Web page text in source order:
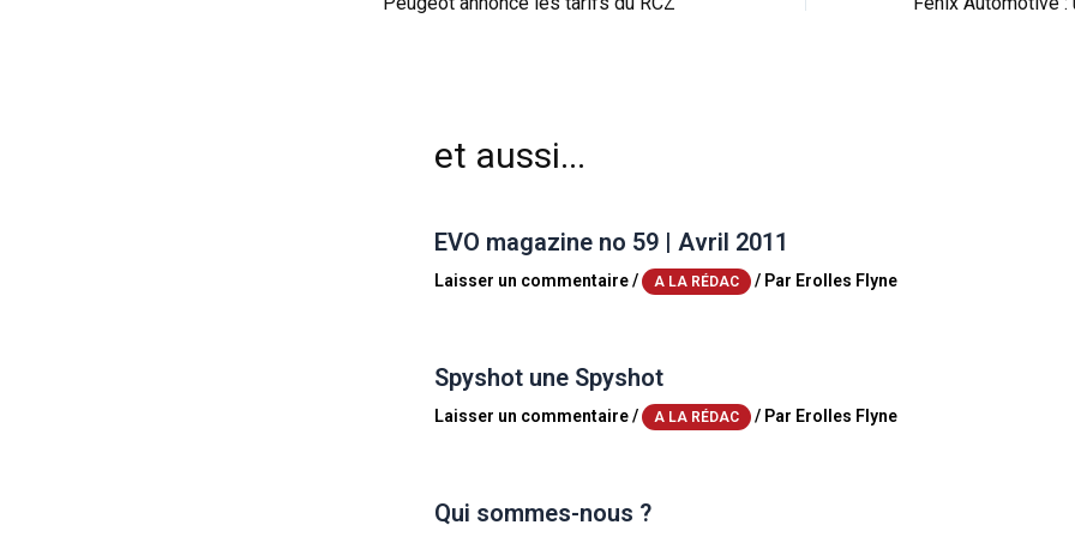
et aussi...
EVO magazine no 59 | Avril 2011
Laisser un commentaire/ A LA RÉDAC / Par Erolles Flyne
Spyshot une Spyshot
Laisser un commentaire/ A LA RÉDAC / Par Erolles Flyne
Qui sommes-nous ?